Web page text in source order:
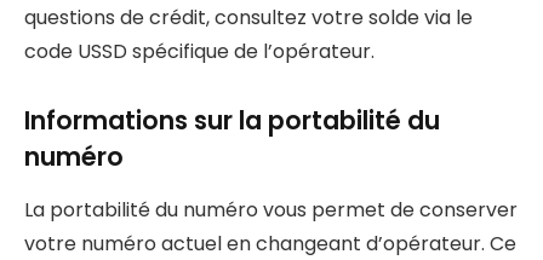
questions de crédit, consultez votre solde via le
code USSD spécifique de l’opérateur.
Informations sur la portabilité du
numéro
La portabilité du numéro vous permet de conserver
votre numéro actuel en changeant d’opérateur. Ce